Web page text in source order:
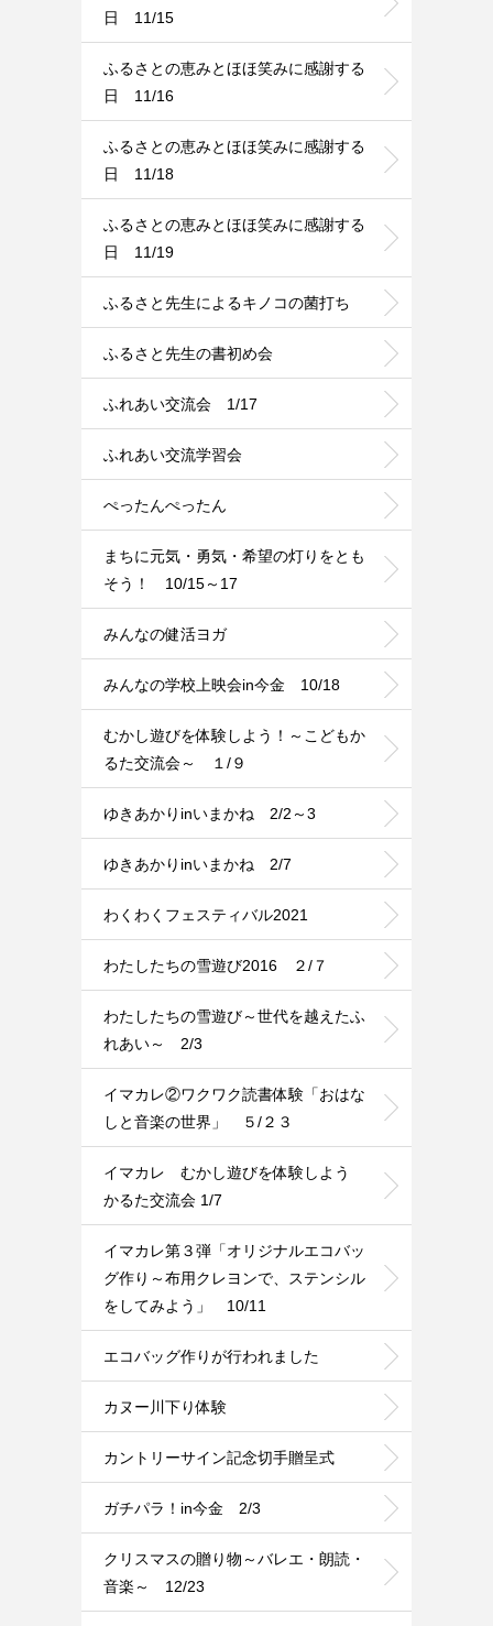
日 11/15
ふるさとの恵みとほほ笑みに感謝する
日 11/16
ふるさとの恵みとほほ笑みに感謝する
日 11/18
ふるさとの恵みとほほ笑みに感謝する
日 11/19
ふるさと先生によるキノコの菌打ち
ふるさと先生の書初め会
ふれあい交流会 1/17
ふれあい交流学習会
ぺったんぺったん
まちに元気・勇気・希望の灯りをとも
そう！ 10/15～17
みんなの健活ヨガ
みんなの学校上映会in今金 10/18
むかし遊びを体験しよう！～こどもか
るた交流会～ １/９
ゆきあかりinいまかね 2/2～3
ゆきあかりinいまかね 2/7
わくわくフェスティバル2021
わたしたちの雪遊び2016 ２/７
わたしたちの雪遊び～世代を越えたふ
れあい～ 2/3
イマカレ②ワクワク読書体験「おはな
しと音楽の世界」 ５/２３
イマカレ むかし遊びを体験しよう
かるた交流会 1/7
イマカレ第３弾「オリジナルエコバッ
グ作り～布用クレヨンで、ステンシル
をしてみよう」 10/11
エコバッグ作りが行われました
カヌー川下り体験
カントリーサイン記念切手贈呈式
ガチパラ！in今金 2/3
クリスマスの贈り物～バレエ・朗読・
音楽～ 12/23